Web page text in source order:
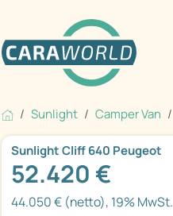
Sunlight Camper Van
Sunlight Cliff 640 Peugeot
52.420 €
44.050 € (netto), 19% MwSt.